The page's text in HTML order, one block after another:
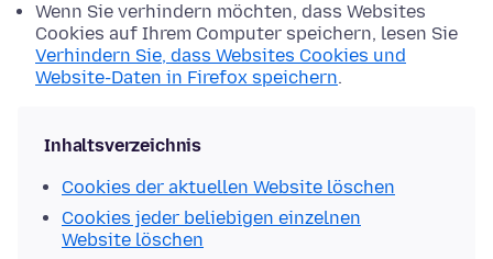
Wenn Sie verhindern möchten, dass Websites
Cookies auf Ihrem Computer speichern, lesen Sie
Verhindern Sie, dass Websites Cookies und
Website-Daten in Firefox speichern.
Inhaltsverzeichnis
Cookies der aktuellen Website löschen
Cookies jeder beliebigen einzelnen
Website löschen